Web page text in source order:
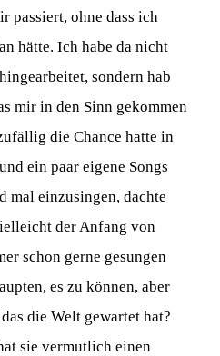
passiert, ohne dass ich
hätte. Ich habe da nicht
sondern hab
mir in den Sinn gekommen
die Chance hatte in
ein paar eigene Songs
mal einzusingen, dachte
der Anfang von
schon gerne gesungen
es zu können, aber
die Welt gewartet hat?
sie vermutlich einen